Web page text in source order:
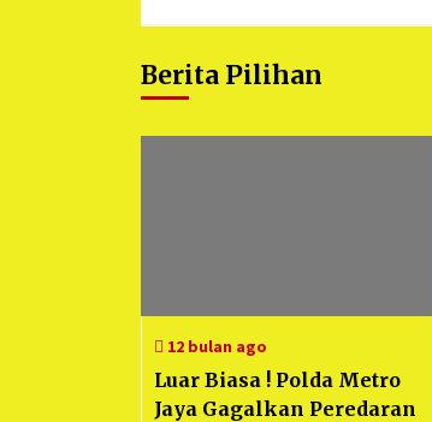
Berita Pilihan
12 bulan ago
Luar Biasa ! Polda Metro
Jaya Gagalkan Peredaran